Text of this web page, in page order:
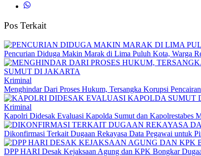
Pos Terkait
Pencurian Diduga Makin Marak di Lima Puluh Kota, Warga
Kriminal
Menghindar Dari Proses Hukum, Tersangka Korupsi
Kriminal
Kapolri Didesak Evaluasi Kapolda Sumut dan Kapolrestabes
Dikonfirmasi Terkait Dugaan Rekayasa Data Pegawai untuk
DPP HARI Desak Kejaksaan Agung dan KPK Bongkar